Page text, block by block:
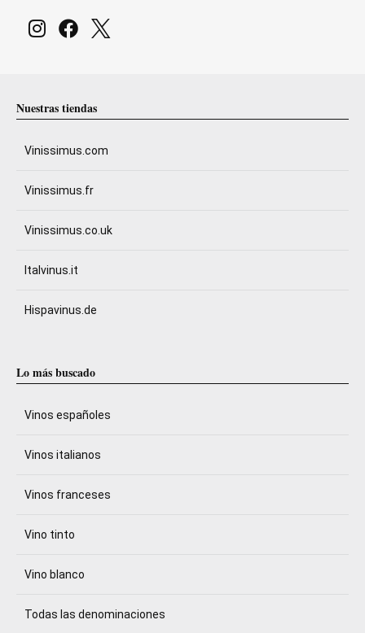
Nuestras tiendas
Vinissimus.com
Vinissimus.fr
Vinissimus.co.uk
Italvinus.it
Hispavinus.de
Lo más buscado
Vinos españoles
Vinos italianos
Vinos franceses
Vino tinto
Vino blanco
Todas las denominaciones